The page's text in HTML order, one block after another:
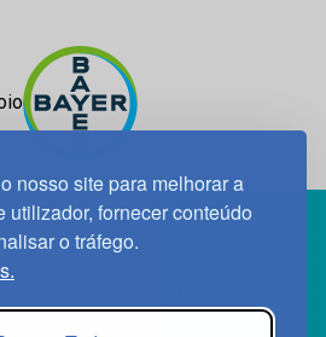
nosso site para melhorar a
utilizador, fornecer conteúdo
o tráfego.
D. Henrique, n.º 333H, esc.